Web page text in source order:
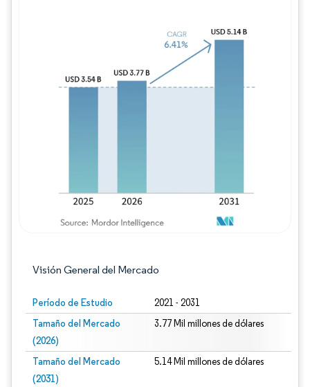
Visión General del Mercado
Período de Estudio 2021 - 2031
Tamaño del Mercado
(2026)
3.77 Mil millones de dólares
Tamaño del Mercado
(2031)
5.14 Mil millones de dólares